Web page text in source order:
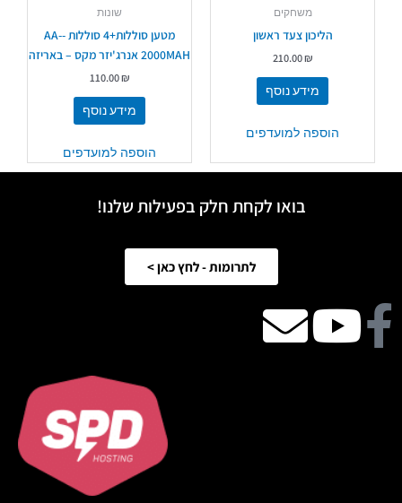
משחקים
הליכון צעד ראשון
210.00₪
מידע נוסף
הוספה למועדפים
שונות
מטען סוללות+4 סוללות -AA-
2000MAH אנרג'יזר מקס – באריזה
110.00₪
מידע נוסף
הוספה למועדפים
בואו לקחת חלק בפעילות שלנו!
לתרומות - לחץ כאן >
Facebook
Youtube
email